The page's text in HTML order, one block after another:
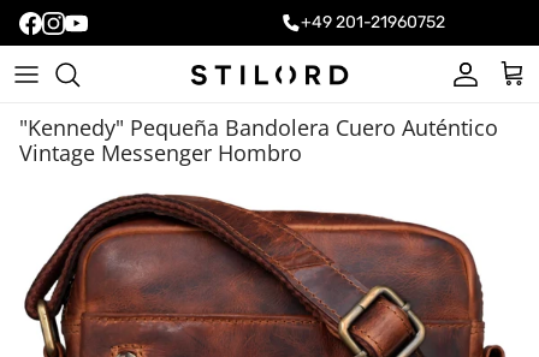
+49 201-21960752
Cuenta
"Kennedy" Pequeña Bandolera Cuero Auténtico
Vintage Messenger Hombro